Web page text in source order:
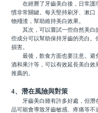
在經曆了牙齒美白後，日常護
慣非常關鍵。每天堅持刷牙、漱
物殘渣，幫助維持美白效果。
其次，可以嘗試一些自然美白
些成分可以幫助保持牙齒的亮白
損害。
最後，飲食方面也要注意。避
酒和果汁等，可以有效延長美白
推薦的。
4、潛在風險與對策
牙齒美白雖有許多好處，但潛
品可能會導致牙齒敏感、疼痛等